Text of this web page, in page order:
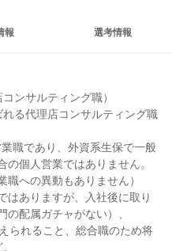
報 選考情報
ンサルティング職）
る代理店コンサルティング職
職であり、外資系生保で一般
個人営業ではありません。
職への異動もありません）
はありますが、入社後に取り
配属ガチャがない）、
られること、総合職のため将